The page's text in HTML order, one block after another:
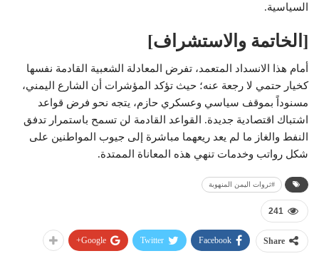
السياسية.
[الخاتمة والاستشراف]
أمام هذا الانسداد المتعمد، تفرض المعادلة الشعبية القادمة نفسها
كخيار حتمي لا رجعة عنه؛ حيث تؤكد المؤشرات أن الشارع اليمني،
مسنوداً بموقف سياسي وعسكري حازم، يتجه نحو فرض قواعد
اشتباك اقتصادية جديدة. القواعد القادمة لن تسمح باستمرار تدفق
النفط والغاز ما لم يعد ريعهما مباشرة إلى جيوب المواطنين على
شكل رواتب وخدمات تنهي هذه المعاناة الممتدة.
#ثروات اليمن المنهوبة
241
Share
Facebook
Twitter
Google+